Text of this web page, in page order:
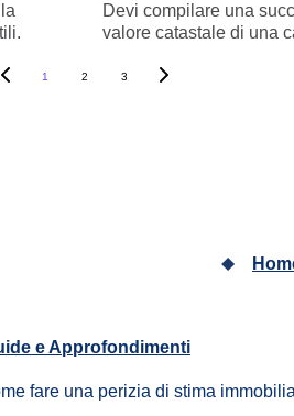
Devi compilare una
valore catastale di una
1 2 3
Guide e Approfondimenti
fare una perizia di stima